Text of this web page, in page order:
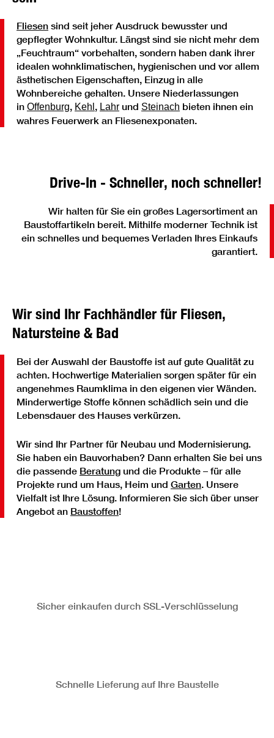
Fliesen sind seit jeher Ausdruck bewusster und
gepflegter Wohnkultur. Längst sind sie nicht mehr dem
„Feuchtraum“ vorbehalten, sondern haben dank ihrer
idealen wohnklimatischen, hygienischen und vor allem
ästhetischen Eigenschaften, Einzug in alle
Wohnbereiche gehalten. Unsere Niederlassungen
in Offenburg Kehl Lahr und Steinach bieten ihnen ein
wahres Feuerwerk an Fliesenexponaten.
Drive-In - Schneller, noch schneller!
Wir halten für Sie ein großes Lagersortiment an
Baustoffartikeln bereit. Mithilfe moderner Technik ist
ein schnelles und bequemes Verladen Ihres Einkaufs
garantiert.
Wir sind Ihr Fachhändler für Fliesen,
Natursteine & Bad
Bei der Auswahl der Baustoffe ist auf gute Qualität zu
achten. Hochwertige Materialien sorgen später für ein
angenehmes Raumklima in den eigenen vier Wänden.
Minderwertige Stoffe können schädlich sein und die
Lebensdauer des Hauses verkürzen.
Wir sind Ihr Partner für Neubau und Modernisierung.
Sie haben ein Bauvorhaben? Dann erhalten Sie bei uns
die passende Beratung und die Produkte – für alle
Projekte rund um Haus, Heim und Garten. Unsere
Vielfalt ist Ihre Lösung. Informieren Sie sich über unser
Angebot an Baustoffen!
Sicher einkaufen durch SSL-Verschlüsselung
Schnelle Lieferung auf Ihre Baustelle